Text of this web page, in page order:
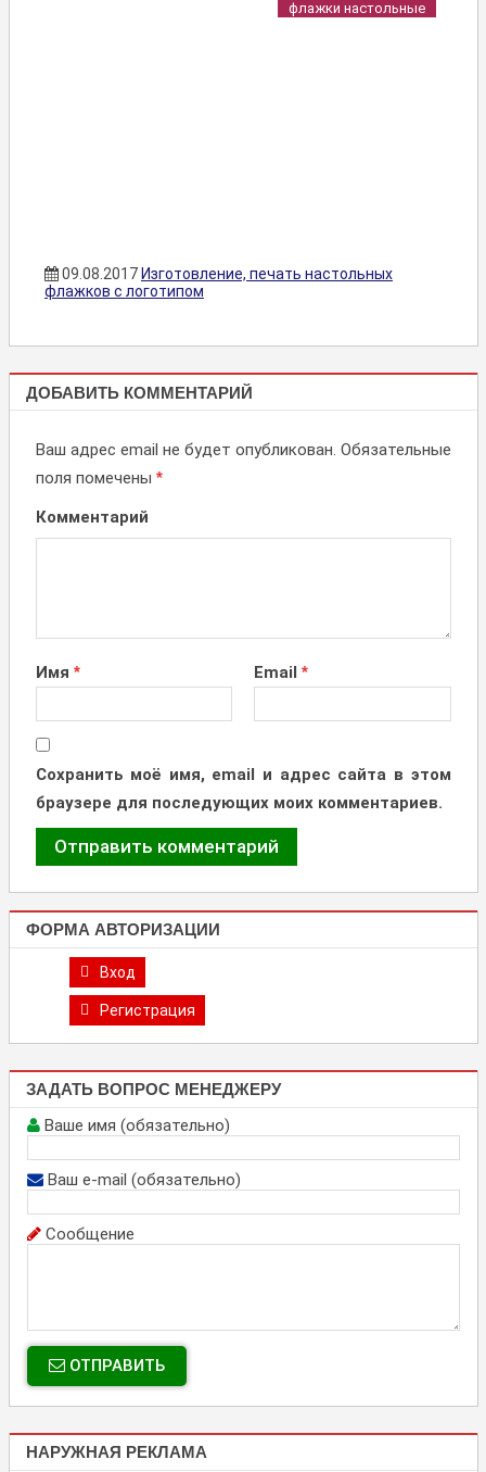
флажки настольные
09.08.2017 Изготовление, печать настольных
флажков с логотипом
ФЛАЖКИ
НАСТОЛЬНЫЕ
ДОБАВИТЬ КОММЕНТАРИЙ
Ваш адрес email не будет опубликован. Обязательные
поля помечены *
Комментарий
Имя * Email *
Сохранить моё имя, email и адрес сайта в этом
браузере для последующих моих комментариев.
ФОРМА АВТОРИЗАЦИИ
Вход
Регистрация
ЗАДАТЬ ВОПРОС МЕНЕДЖЕРУ
Ваше имя (обязательно)
Ваш e-mail (обязательно)
Сообщение
ОТПРАВИТЬ
НАРУЖНАЯ РЕКЛАМА